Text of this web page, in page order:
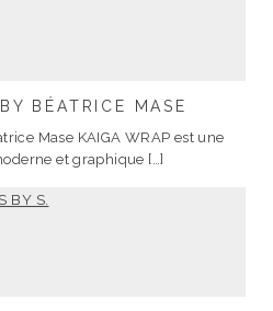
BÉATRICE MASE
Mase KAIGA WRAP est une
et graphique […]